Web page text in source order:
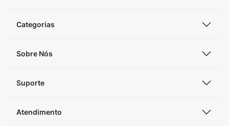
Categorias
Sobre Nós
Suporte
Atendimento